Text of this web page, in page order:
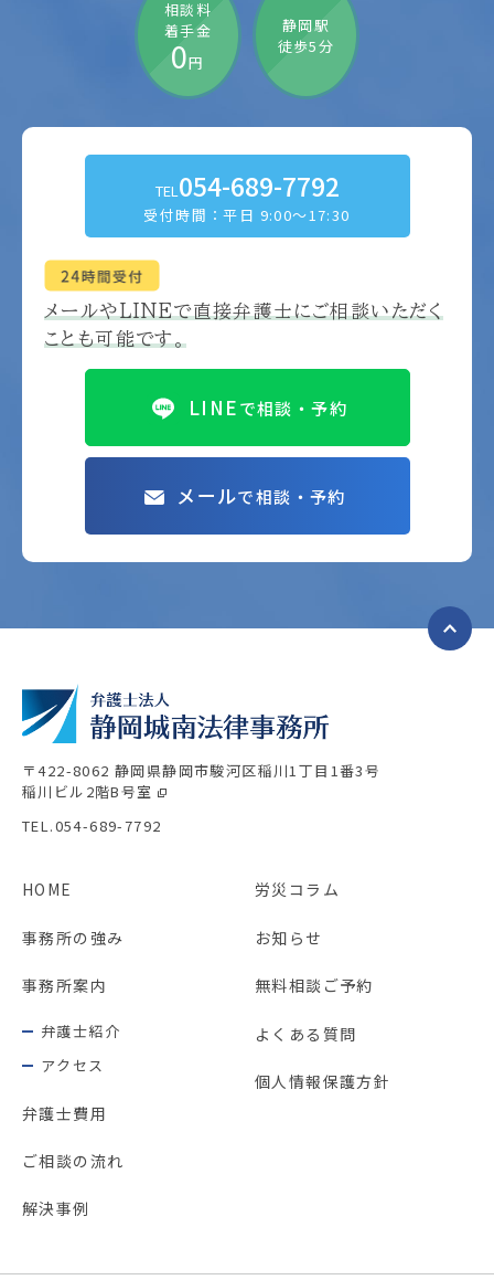
相談料
着手金
0円
静岡駅
徒歩5分
TEL054-689-7792
受付時間：平日 9:00～17:30
メールやLINEで直接弁護士にご相談いただく
ことも可能です。
LINEで相談・予約
メールで相談・予約
〒422-8062 静岡県静岡市駿河区稲川1丁目1番3号
稲川ビル2階B号室
TEL.054-689-7792
HOME
事務所の強み
事務所案内
弁護士紹介
アクセス
弁護士費用
ご相談の流れ
解決事例
労災コラム
お知らせ
無料相談ご予約
よくある質問
個人情報保護方針